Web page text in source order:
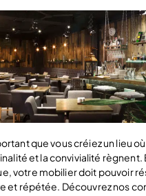
que vous créiez un lieu où
et la convivialité règnent.
votre mobilier doit pouvoir
et répétée. Découvrez nos